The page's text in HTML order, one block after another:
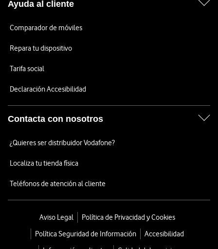
Ayuda al cliente
Comparador de móviles
Repara tu dispositivo
Tarifa social
Declaración Accesibilidad
Contacta con nosotros
¿Quieres ser distribuidor Vodafone?
Localiza tu tienda física
Teléfonos de atención al cliente
Aviso Legal
Política de Privacidad y Cookies
Política Seguridad de Información
Accesibilidad